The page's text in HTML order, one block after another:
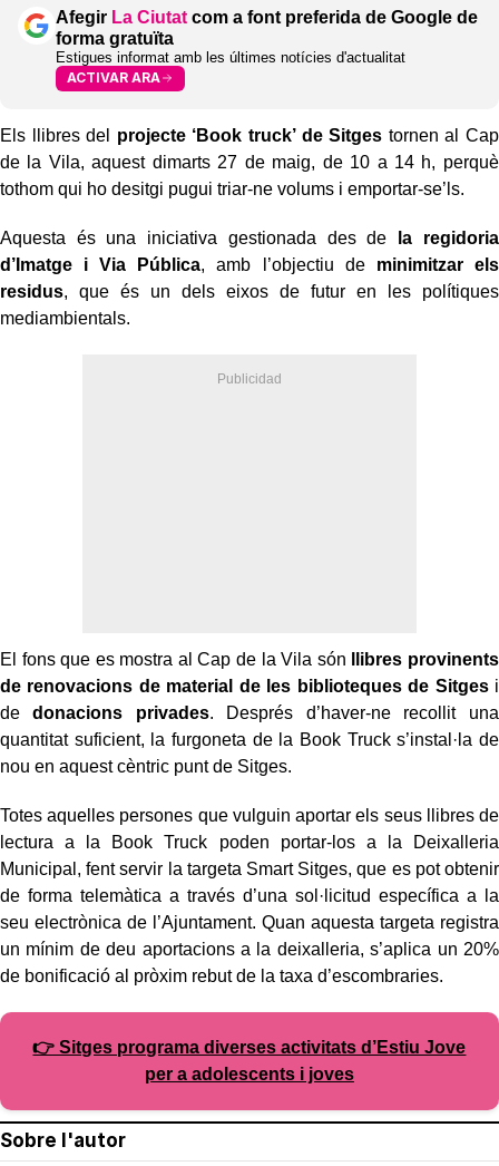
Afegir La Ciutat com a font preferida de Google de
forma gratuïta
Estigues informat amb les últimes notícies d'actualitat
ACTIVAR ARA
Els llibres del projecte ‘Book truck’ de Sitges tornen al Cap
de la Vila, aquest dimarts 27 de maig, de 10 a 14 h, perquè
tothom qui ho desitgi pugui triar-ne volums i emportar-se’ls.
Aquesta és una iniciativa gestionada des de
la regidoria
d’Imatge i Via Pública, amb l’objectiu de minimitzar els
residus, que és un dels eixos de futur en les polítiques
mediambientals.
El fons que es mostra al Cap de la Vila són
llibres provinents
de renovacions de material de les biblioteques de Sitgesi
de donacions privades. Després d’haver-ne recollit una
quantitat suficient, la furgoneta de la Book Truck s’instal·la de
nou en aquest cèntric punt de Sitges.
Totes aquelles persones que vulguin aportar els seus llibres de
lectura a la Book Truck poden portar-los a la Deixalleria
Municipal, fent servir la targeta Smart Sitges, que es pot obtenir
de forma telemàtica a través d’una sol·licitud específica a la
seu electrònica de l’Ajuntament. Quan aquesta targeta registra
un mínim de deu aportacions a la deixalleria, s’aplica un 20%
de bonificació al pròxim rebut de la taxa d’escombraries.
👉 Sitges programa diverses activitats d’Estiu Jove
per a adolescents i joves
Sobre l'autor